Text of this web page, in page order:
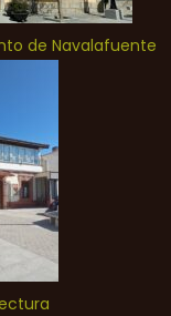
de Navalafuente